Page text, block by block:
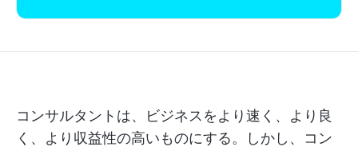
コンサルタントは、ビジネスをより速く、より良
く、より収益性の高いものにする。しかし、コン